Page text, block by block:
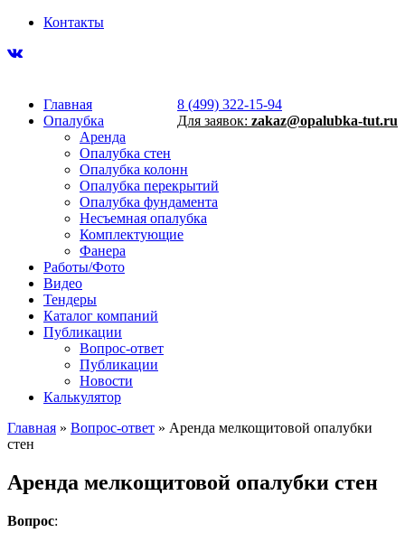
Контакты
8 (499) 322-15-94
Для заявок: zakaz@opalubka-tut.ru
Главная
Опалубка
Аренда
Опалубка стен
Опалубка колонн
Опалубка перекрытий
Опалубка фундамента
Несъемная опалубка
Комплектующие
Фанера
Работы/Фото
Видео
Тендеры
Каталог компаний
Публикации
Вопрос-ответ
Публикации
Новости
Калькулятор
Главная » Вопрос-ответ » Аренда мелкощитовой опалубки
стен
Аренда мелкощитовой опалубки стен
Вопрос: